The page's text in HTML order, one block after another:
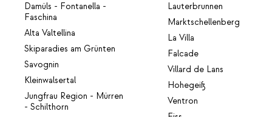
Damüls - Fontanella -
Faschina
Alta Valtellina
Skiparadies am Grünten
Savognin
Kleinwalsertal
Jungfrau Region - Mürren
- Schilthorn
Lauterbrunnen
Marktschellenberg
La Villa
Falcade
Villard de Lans
Hohegeiß
Ventron